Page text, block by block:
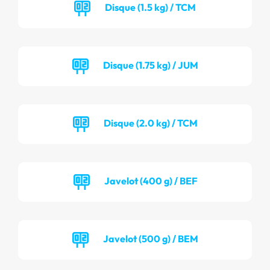
Disque (1.5 kg) / TCM
Disque (1.75 kg) / JUM
Disque (2.0 kg) / TCM
Javelot (400 g) / BEF
Javelot (500 g) / BEM